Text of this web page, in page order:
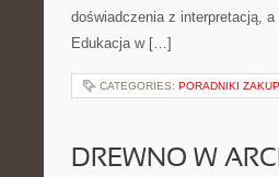
doświadczenia z interpretacją,
Edukacja w […]
CATEGORIES: PORADNIKI
DREWNO W